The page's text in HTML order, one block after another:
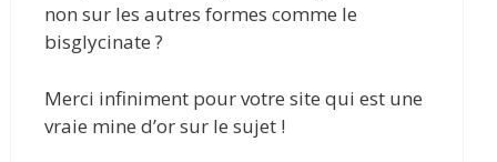
non sur les autres formes comme le
bisglycinate ?
Merci infiniment pour votre site qui est une
vraie mine d’or sur le sujet !